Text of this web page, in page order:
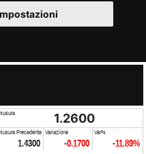
1.2600
Precedente
1.4300
Variazione
-0.1700
Var%
-11.89%